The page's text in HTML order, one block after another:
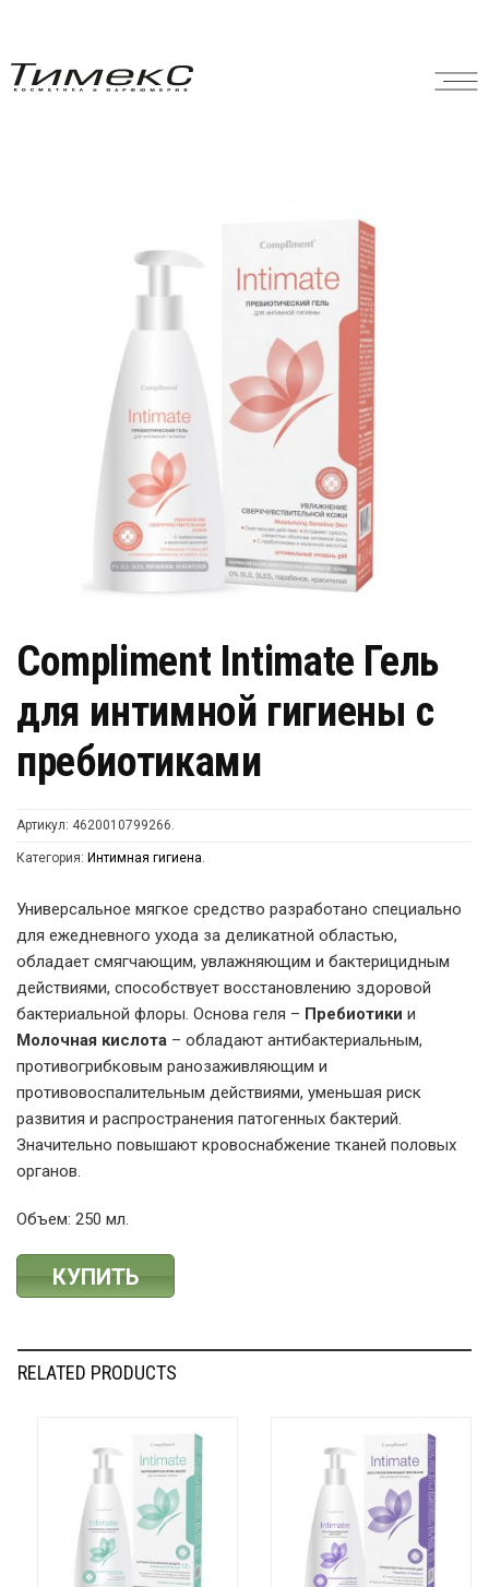
Compliment Intimate Гель
для интимной гигиены с
пребиотиками
Артикул: 4620010799266.
Категория: Интимная гигиена.
Универсальное мягкое средство разработано специально
для ежедневного ухода за деликатной областью,
обладает смягчающим, увлажняющим и бактерицидным
действиями, способствует восстановлению здоровой
бактериальной флоры. Основа геля – Прeбиотики и
Молочная кислота – обладают антибактериальным,
противогрибковым ранозаживляющим и
противовоспалительным действиями, уменьшая риск
развития и распространения патогенных бактерий.
Значительно повышают кровоснабжение тканей половых
органов.
Объем: 250 мл.
КУПИТЬ
RELATED PRODUCTS